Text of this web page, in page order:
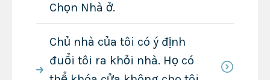
Chọn Nhà ở.
Chủ nhà của tôi có ý định
đuổi tôi ra khỏi nhà. Họ có